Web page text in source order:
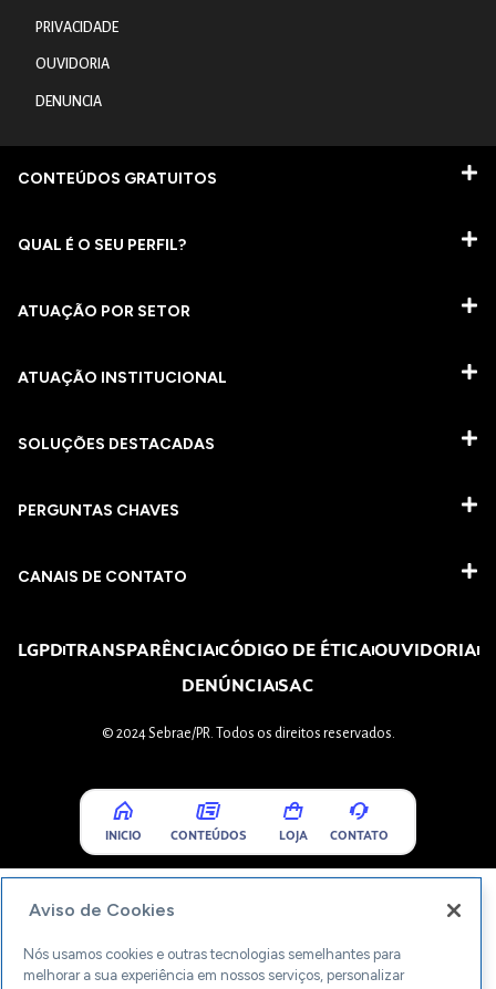
PRIVACIDADE
OUVIDORIA
DENUNCIA
CONTEÚDOS GRATUITOS
QUAL É O SEU PERFIL?
ATUAÇÃO POR SETOR
ATUAÇÃO INSTITUCIONAL
SOLUÇÕES DESTACADAS
PERGUNTAS CHAVES​
CANAIS DE CONTATO
LGPDTRANSPARÊNCIACÓDIGO DE ÉTICAOUVIDORIA
DENÚNCIASAC
© 2024 Sebrae/PR. Todos os direitos reservados.
INICIO CONTEÚDOS LOJA CONTATO
Aviso de Cookies
Nós usamos cookies e outras tecnologias semelhantes para
melhorar a sua experiência em nossos serviços, personalizar